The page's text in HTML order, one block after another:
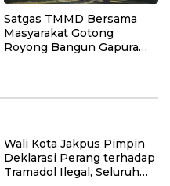
Satgas TMMD Bersama
Masyarakat Gotong
Royong Bangun Gapura
Wali Kota Jakpus Pimpin
Deklarasi Perang terhadap
Tramadol Ilegal, Seluruh